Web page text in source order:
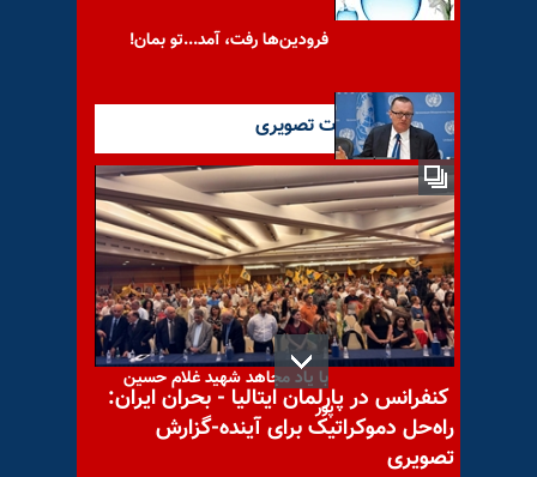
فرودین‌ها رفت، آمد...تو بمان!
معاون سیاسی پیشین بان
کی‌مون: چه تضمین‌هایی وجود
دارد که باور کنیم
با یاد مجاهد شهید غلام حسین
پور
آخرین گزارشات تصویری
کنفرانس در پارلمان ایتالیا - بحران ایران:
راه‌حل دموکراتیک برای آینده-گزارش
تصویری